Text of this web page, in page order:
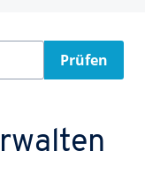
Prüfen